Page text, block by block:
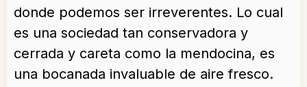
donde podemos ser irreverentes. Lo cual
es una sociedad tan conservadora y
cerrada y careta como la mendocina, es
una bocanada invaluable de aire fresco.